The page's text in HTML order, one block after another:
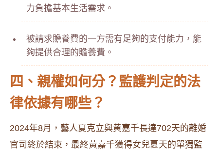
力負擔基本生活需求。
被請求贍養費的一方需有足夠的支付能力，能
夠提供合理的贍養費。
四、親權如何分？監護判定的法
律依據有哪些？
2024年8月，藝人夏克立與黄嘉千長達702天的離婚
官司終於結束，最終黃嘉千獲得女兒夏天的單獨監